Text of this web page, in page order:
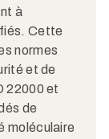
à
Cette
normes
et de
22000 et
de
moléculaire